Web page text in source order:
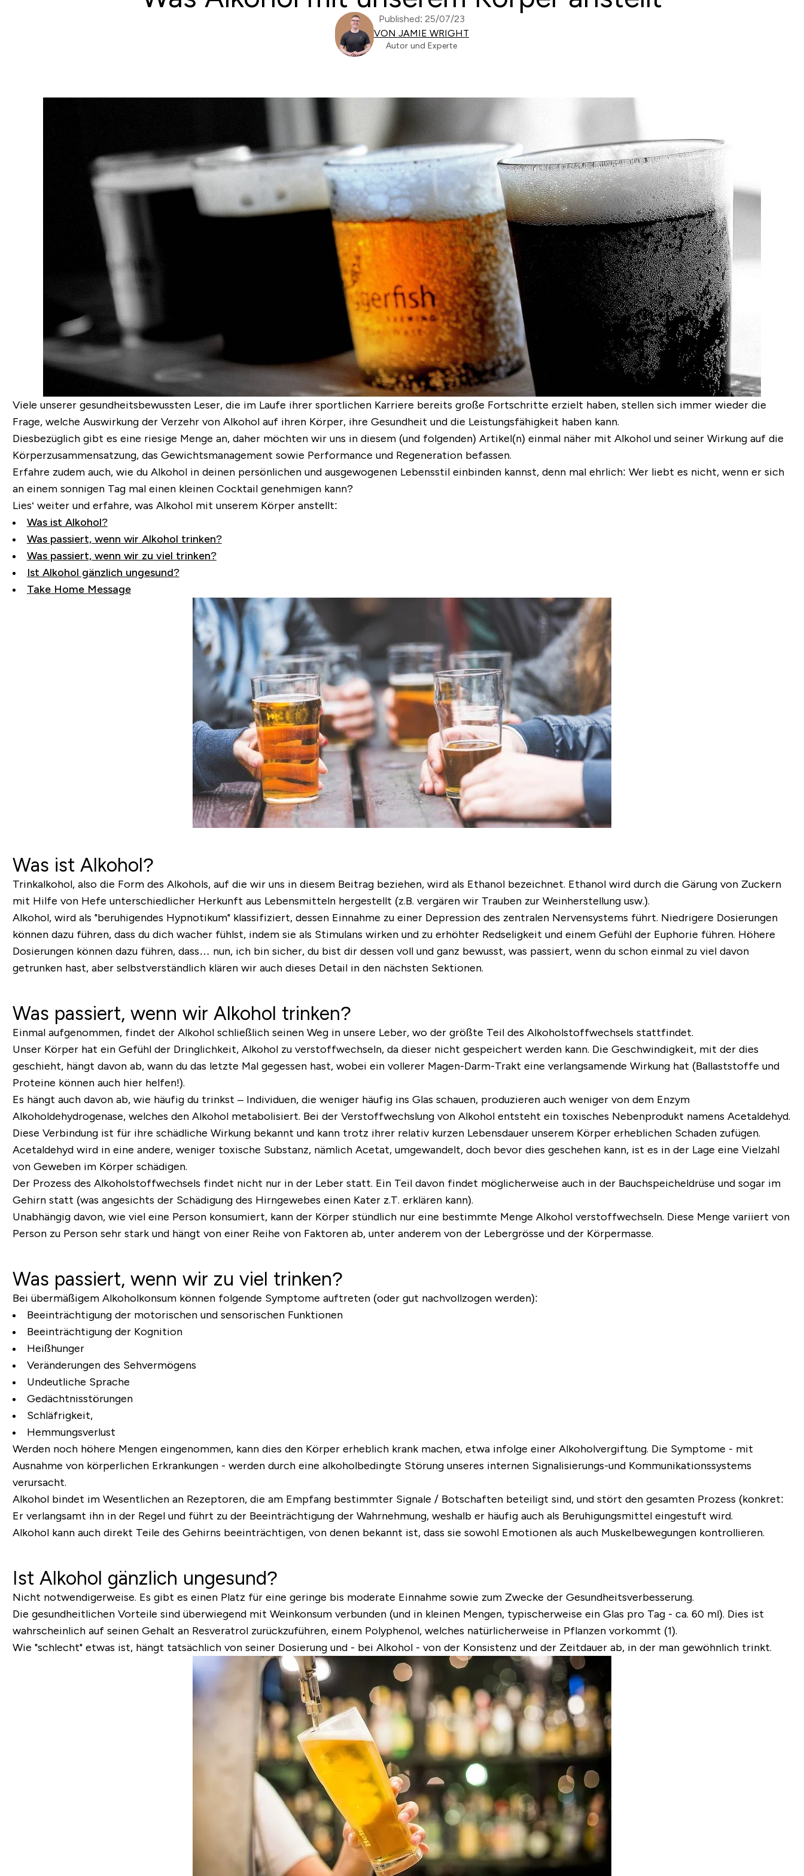
Published: 25/07/23
VON JAMIE WRIGHT
Autor und Experte
Viele unserer gesundheitsbewussten Leser, die im Laufe ihrer sportlichen Karriere bereits große Fortschritte erzielt haben, stellen sich immer wieder die
Frage, welche Auswirkung der Verzehr von Alkohol auf ihren Körper, ihre Gesundheit und die Leistungsfähigkeit haben kann.
Diesbezüglich gibt es eine riesige Menge an, daher möchten wir uns in diesem (und folgenden) Artikel(n) einmal näher mit Alkohol und seiner Wirkung auf die
Körperzusammensatzung, das Gewichtsmanagement sowie Performance und Regeneration befassen.
Erfahre zudem auch, wie du Alkohol in deinen persönlichen und ausgewogenen Lebensstil einbinden kannst, denn mal ehrlich: Wer liebt es nicht, wenn er sich
an einem sonnigen Tag mal einen kleinen Cocktail genehmigen kann?
Lies‘ weiter und erfahre, was Alkohol mit unserem Körper anstellt:
Was ist Alkohol?
Was passiert, wenn wir Alkohol trinken?
Was passiert, wenn wir zu viel trinken?
Ist Alkohol gänzlich ungesund?
Take Home Message
Was ist Alkohol?
Trinkalkohol, also die Form des Alkohols, auf die wir uns in diesem Beitrag beziehen, wird als Ethanol bezeichnet. Ethanol wird durch die Gärung von Zuckern
mit Hilfe von Hefe unterschiedlicher Herkunft aus Lebensmitteln hergestellt (z.B. vergären wir Trauben zur Weinherstellung usw.).
Alkohol, wird als "beruhigendes Hypnotikum" klassifiziert, dessen Einnahme zu einer Depression des zentralen Nervensystems führt. Niedrigere Dosierungen
können dazu führen, dass du dich wacher fühlst, indem sie als Stimulans wirken und zu erhöhter Redseligkeit und einem Gefühl der Euphorie führen. Höhere
Dosierungen können dazu führen, dass… nun, ich bin sicher, du bist dir dessen voll und ganz bewusst, was passiert, wenn du schon einmal zu viel davon
getrunken hast, aber selbstverständlich klären wir auch dieses Detail in den nächsten Sektionen.
Was passiert, wenn wir Alkohol trinken?
Einmal aufgenommen, findet der Alkohol schließlich seinen Weg in unsere Leber, wo der größte Teil des Alkoholstoffwechsels stattfindet.
Unser Körper hat ein Gefühl der Dringlichkeit, Alkohol zu verstoffwechseln, da dieser nicht gespeichert werden kann. Die Geschwindigkeit, mit der dies
geschieht, hängt davon ab, wann du das letzte Mal gegessen hast, wobei ein vollerer Magen-Darm-Trakt eine verlangsamende Wirkung hat (Ballaststoffe und
Proteine können auch hier helfen!).
Es hängt auch davon ab, wie häufig du trinkst – Individuen, die weniger häufig ins Glas schauen, produzieren auch weniger von dem Enzym
Alkoholdehydrogenase, welches den Alkohol metabolisiert. Bei der Verstoffwechslung von Alkohol entsteht ein toxisches Nebenprodukt namens Acetaldehyd.
Diese Verbindung ist für ihre schädliche Wirkung bekannt und kann trotz ihrer relativ kurzen Lebensdauer unserem Körper erheblichen Schaden zufügen.
Acetaldehyd wird in eine andere, weniger toxische Substanz, nämlich Acetat, umgewandelt, doch bevor dies geschehen kann, ist es in der Lage eine Vielzahl
von Geweben im Körper schädigen.
Der Prozess des Alkoholstoffwechsels findet nicht nur in der Leber statt. Ein Teil davon findet möglicherweise auch in der Bauchspeicheldrüse und sogar im
Gehirn statt (was angesichts der Schädigung des Hirngewebes einen Kater z.T. erklären kann).
Unabhängig davon, wie viel eine Person konsumiert, kann der Körper stündlich nur eine bestimmte Menge Alkohol verstoffwechseln. Diese Menge variiert von
Person zu Person sehr stark und hängt von einer Reihe von Faktoren ab, unter anderem von der Lebergrösse und der Körpermasse.
Was passiert, wenn wir zu viel trinken?
Bei übermäßigem Alkoholkonsum können folgende Symptome auftreten (oder gut nachvollzogen werden):
Beeinträchtigung der motorischen und sensorischen Funktionen
Beeinträchtigung der Kognition
Heißhunger
Veränderungen des Sehvermögens
Undeutliche Sprache
Gedächtnisstörungen
Schläfrigkeit,
Hemmungsverlust
Werden noch höhere Mengen eingenommen, kann dies den Körper erheblich krank machen, etwa infolge einer Alkoholvergiftung. Die Symptome - mit
Ausnahme von körperlichen Erkrankungen - werden durch eine alkoholbedingte Störung unseres internen Signalisierungs-und Kommunikationssystems
verursacht.
Alkohol bindet im Wesentlichen an Rezeptoren, die am Empfang bestimmter Signale / Botschaften beteiligt sind, und stört den gesamten Prozess (konkret:
Er verlangsamt ihn in der Regel und führt zu der Beeinträchtigung der Wahrnehmung, weshalb er häufig auch als Beruhigungsmittel eingestuft wird.
Alkohol kann auch direkt Teile des Gehirns beeinträchtigen, von denen bekannt ist, dass sie sowohl Emotionen als auch Muskelbewegungen kontrollieren.
Ist Alkohol gänzlich ungesund?
Nicht notwendigerweise. Es gibt es einen Platz für eine geringe bis moderate Einnahme sowie zum Zwecke der Gesundheitsverbesserung.
Die gesundheitlichen Vorteile sind überwiegend mit Weinkonsum verbunden (und in kleinen Mengen, typischerweise ein Glas pro Tag - ca. 60 ml). Dies ist
wahrscheinlich auf seinen Gehalt an Resveratrol zurückzuführen, einem Polyphenol, welches natürlicherweise in Pflanzen vorkommt (1).
Wie "schlecht" etwas ist, hängt tatsächlich von seiner Dosierung und - bei Alkohol - von der Konsistenz und der Zeitdauer ab, in der man gewöhnlich trinkt.